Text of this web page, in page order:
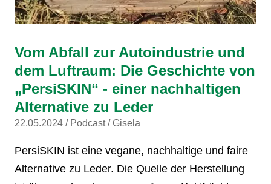
Vom Abfall zur Autoindustrie und
dem Luftraum: Die Geschichte von
„PersiSKIN“ - einer nachhaltigen
Alternative zu Leder
22.05.2024 Podcast Gisela
PersiSKIN ist eine vegane, nachhaltige und faire
Alternative zu Leder. Die Quelle der Herstellung